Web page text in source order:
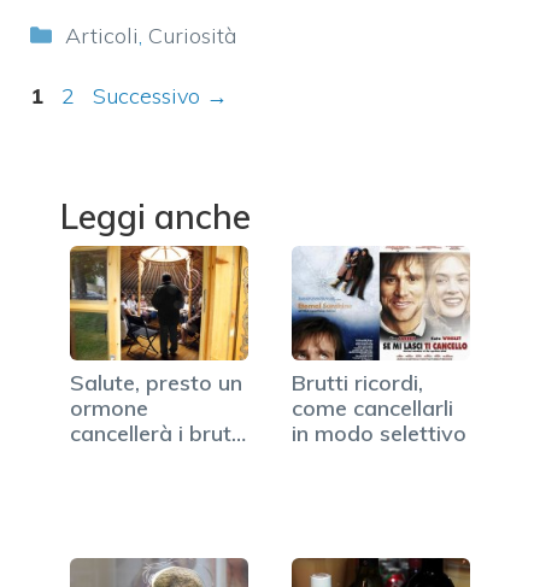
Categorie
Articoli, Curiosità
Pagina
1 Pagina
2 Successivo →
Leggi anche
Salute, presto un
ormone
cancellerà i brutti
Brutti ricordi,
come cancellarli
in modo selettivo